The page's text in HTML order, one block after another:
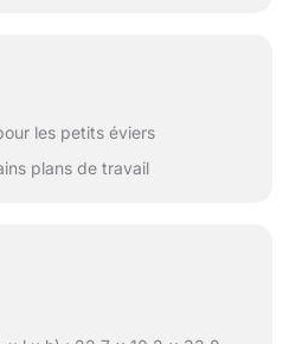
les petits éviers
plans de travail